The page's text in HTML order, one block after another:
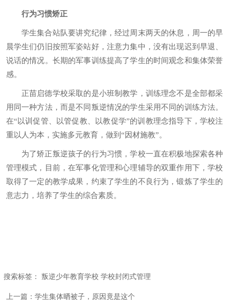
行为习惯矫正
学生集合站队要讲究纪律，经过周末两天的休息，周一的早
晨学生们仍旧按照军姿站好，注意力集中，没有出现迟到早退、
说话的情况。长期的军事训练提高了学生的时间观念和集体荣誉
感。
正苗启德学校采取的是小班制教学，训练理念不是全部都采
用同一种方法，而是不同叛逆情况的学生采用不同的训练方法。
在“以训促管、以管促教、以教促学”的训教理念指导下，学校注
重以人为本，实施多元教育，做到“因材施教”。
为了矫正叛逆孩子的行为习惯，学校一直在积极地探索各种
管理模式，目前，在军事化管理和心理辅导的双重作用下，学校
取得了一定的教学成果，约束了学生的不良行为，锻炼了学生的
意志力，培养了学生的综合素质。
搜索标签： 叛逆少年教育学校 学校封闭式管理
上一篇： 学生集体晒被子，原因竟是这个